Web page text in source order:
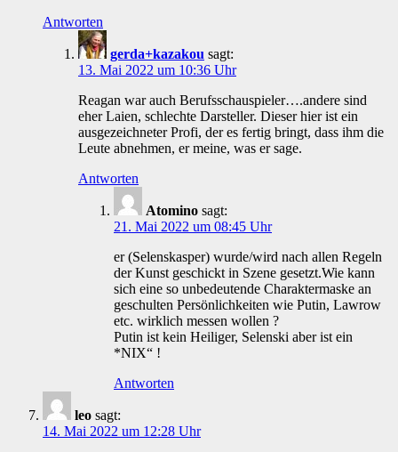
Antworten
gerda+kazakou sagt:
13. Mai 2022 um 10:36 Uhr
Reagan war auch Berufsschauspieler….andere sind
eher Laien, schlechte Darsteller. Dieser hier ist ein
ausgezeichneter Profi, der es fertig bringt, dass ihm die
Leute abnehmen, er meine, was er sage.
Antworten
Atomino sagt:
21. Mai 2022 um 08:45 Uhr
er (Selenskasper) wurde/wird nach allen Regeln
der Kunst geschickt in Szene gesetzt.Wie kann
sich eine so unbedeutende Charaktermaske an
geschulten Persönlichkeiten wie Putin, Lawrow
etc. wirklich messen wollen ?
Putin ist kein Heiliger, Selenski aber ist ein
*NIX“ !
Antworten
leo sagt:
14. Mai 2022 um 12:28 Uhr